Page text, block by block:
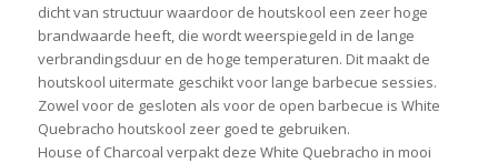
dicht van structuur waardoor de houtskool een zeer hoge
brandwaarde heeft, die wordt weerspiegeld in de lange
verbrandingsduur en de hoge temperaturen. Dit maakt de
houtskool uitermate geschikt voor lange barbecue sessies.
Zowel voor de gesloten als voor de open barbecue is White
Quebracho houtskool zeer goed te gebruiken.
House of Charcoal verpakt deze White Quebracho in mooi